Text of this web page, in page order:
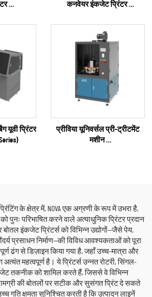
कनवेयर इंकजेट प्रिंटर
यूवी प्रिंटर
प्रीविया यूनिवर्सल प्री-ट्रीटमेंट
मशीन
के क्षेत्र में, NOVA एक अग्रणी के रूप में उभरा है,
पुनः परिभाषित करने वाले अत्याधुनिक प्रिंटर प्रदान
बोतल इंकजेट प्रिंटर्स को विभिन्न उद्योगों—जैसे पेय,
प्रसाधन निर्माण—की विविध आवश्यकताओं को पूरा
ढंग से डिज़ाइन किया गया है, जहाँ उच्च-मात्रा और
अत्यंत महत्वपूर्ण है। ये प्रिंटर्स उन्नत रोटरी, सिंगल-
तकनीक को शामिल करते हैं, जिससे वे विभिन्न
की बोतलों पर सटीक और सुसंगत प्रिंट दे सकते
गति क्षमता सुनिश्चित करती है कि उत्पादन लाइनें